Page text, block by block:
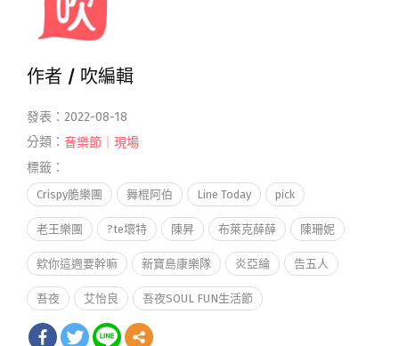
作者 / 吹編輯
發表：2022-08-18
分類： 音樂節｜現場
標籤：
Crispy脆樂團 舞棍阿伯 Line Today pick
老王樂團 ?te壞特 陳昇 布萊克薛薛 陳珊妮
欸你這週要幹嘛 新寶島康樂隊 炎亞綸 告五人
吾夜 艾怡良 吾夜SOUL FUN生活節